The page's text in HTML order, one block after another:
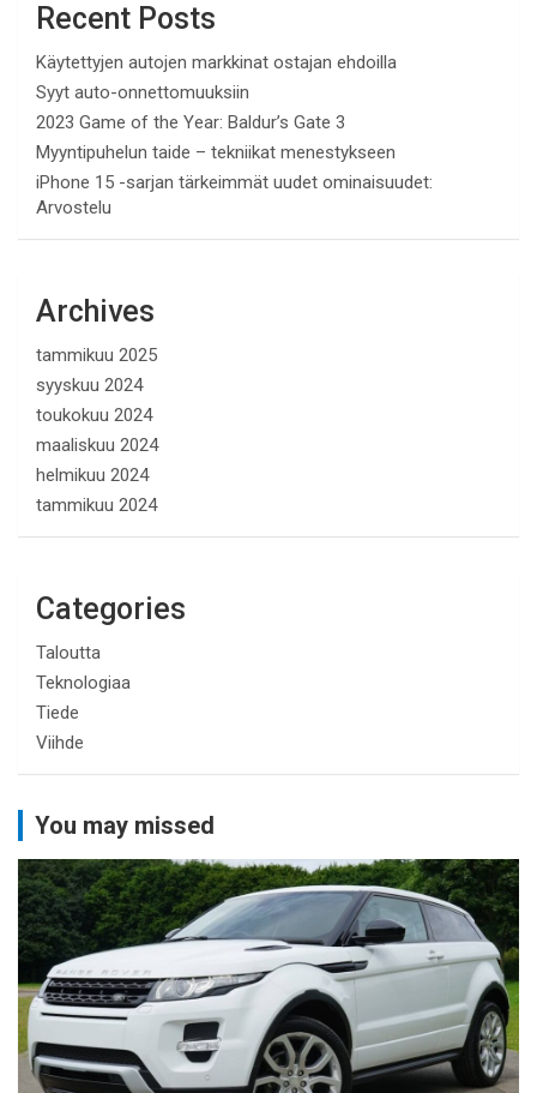
Recent Posts
Käytettyjen autojen markkinat ostajan ehdoilla
Syyt auto-onnettomuuksiin
2023 Game of the Year: Baldur’s Gate 3
Myyntipuhelun taide – tekniikat menestykseen
iPhone 15 -sarjan tärkeimmät uudet ominaisuudet:
Arvostelu
Archives
tammikuu 2025
syyskuu 2024
toukokuu 2024
maaliskuu 2024
helmikuu 2024
tammikuu 2024
Categories
Taloutta
Teknologiaa
Tiede
Viihde
You may missed